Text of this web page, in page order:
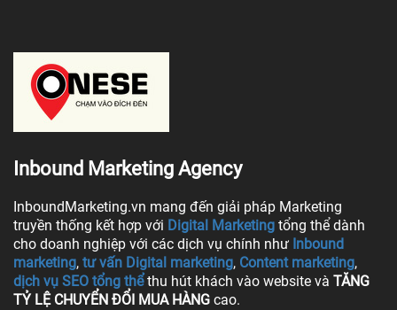
Inbound Marketing Agency
InboundMarketing.vn mang đến giải pháp Marketing
truyền thống kết hợp với Digital Marketing tổng thể dành
cho doanh nghiệp với các dịch vụ chính như Inbound
marketing, tư vấn Digital marketing, Content marketing,
dịch vụ SEO tổng thể thu hút khách vào website và TĂNG
TỶ LỆ CHUYỂN ĐỔI MUA HÀNG cao.